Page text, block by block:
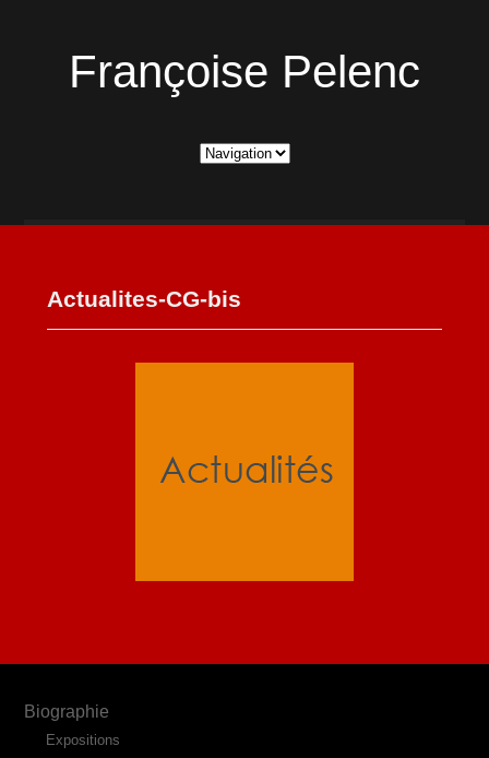
Françoise Pelenc
Actualites-CG-bis
Biographie
Expositions